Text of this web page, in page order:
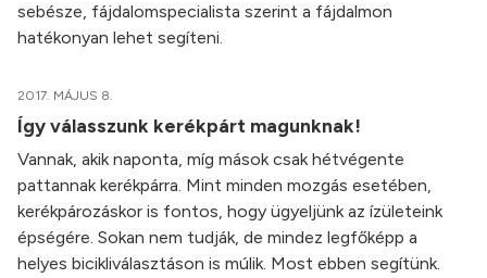
sebésze, fájdalomspecialista szerint a fájdalmon
hatékonyan lehet segíteni.
2017. MÁJUS 8.
Így válasszunk kerékpárt magunknak!
Vannak, akik naponta, míg mások csak hétvégente
pattannak kerékpárra. Mint minden mozgás esetében,
kerékpározáskor is fontos, hogy ügyeljünk az ízületeink
épségére. Sokan nem tudják, de mindez legfőképp a
helyes bicikliválasztáson is múlik. Most ebben segítünk.